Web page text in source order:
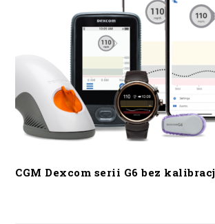
CGM Dexcom serii G6 bez